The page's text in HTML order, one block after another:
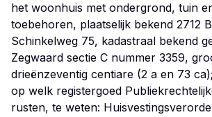
het woonhuis met ondergrond, tuin
toebehoren, plaatselijk bekend 2712
Schinkelweg 75, kadastraal bekend
Zegwaard sectie C nummer 3359,
drieënzeventig centiare (2 a en 73 ca);
op welk registergoed
rusten, te weten: